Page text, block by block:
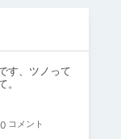
す、ツノって
。
0 コメント